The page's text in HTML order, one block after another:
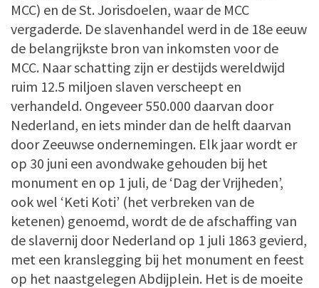
MCC) en de St. Jorisdoelen, waar de MCC
vergaderde. De slavenhandel werd in de 18e eeuw
de belangrijkste bron van inkomsten voor de
MCC. Naar schatting zijn er destijds wereldwijd
ruim 12.5 miljoen slaven verscheept en
verhandeld. Ongeveer 550.000 daarvan door
Nederland, en iets minder dan de helft daarvan
door Zeeuwse ondernemingen. Elk jaar wordt er
op 30 juni een avondwake gehouden bij het
monument en op 1 juli, de ‘Dag der Vrijheden’,
ook wel ‘Keti Koti’ (het verbreken van de
ketenen) genoemd, wordt de de afschaffing van
de slavernij door Nederland op 1 juli 1863 gevierd,
met een kranslegging bij het monument en feest
op het naastgelegen Abdijplein. Het is de moeite